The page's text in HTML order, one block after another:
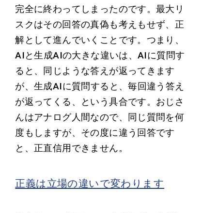
完全に終わってしまったのです。最大リ
スクはその回答の真偽も考えもせず、正
解として進んでいくことです。つまり、
AIと生成AIの大きな違いは、AIに質問す
ると、同じような答えが返ってきます
が、生成AIに質問すると、毎回違う答え
が返ってくる、という具合です。おじさ
んはアナログ人間なので、同じ質問を何
度もしますが、その度に違う回答です
と、正直信用できません。
正義は立場の違いで変わります